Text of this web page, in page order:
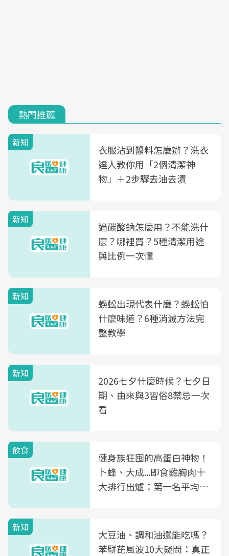
熱門推薦
新知
衣服沾到醬料怎麼辦？洗衣
達人教你用「2個清潔神
物」＋2步驟去油去漬
新知
過碳酸鈉怎麼用？不能洗什
麼？哪裡買？5種清潔用途
與比例一次懂
新知
蜈蚣出現代表什麼？蜈蚣怕
什麼味道？6種消滅方法完
整教學
新知
2026七夕什麼時候？七夕日
期、由來與3習俗8禁忌一次
看
飲食
健身族狂囤的高蛋白神物！
卜蜂、大成...即食雞胸肉十
大排行出爐：第一名平均一
新知
大豆油、調和油還能吃嗎？
苯駢芘風波10大疑問：真正